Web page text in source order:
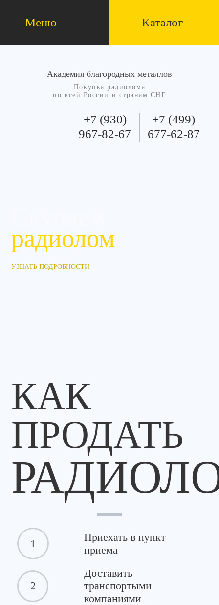
Меню Каталог
Академия благородных металлов
Покупка радиолома
по всей России и странам СНГ
+7 (930)
967-82-67
+7 (499)
677-62-87
радиолом
УЗНАТЬ ПОДРОБНОСТИ
КАК
ПРОДАТЬ
1
Приехать в пункт
приема
2
Доставить
транспортыми
компаниями